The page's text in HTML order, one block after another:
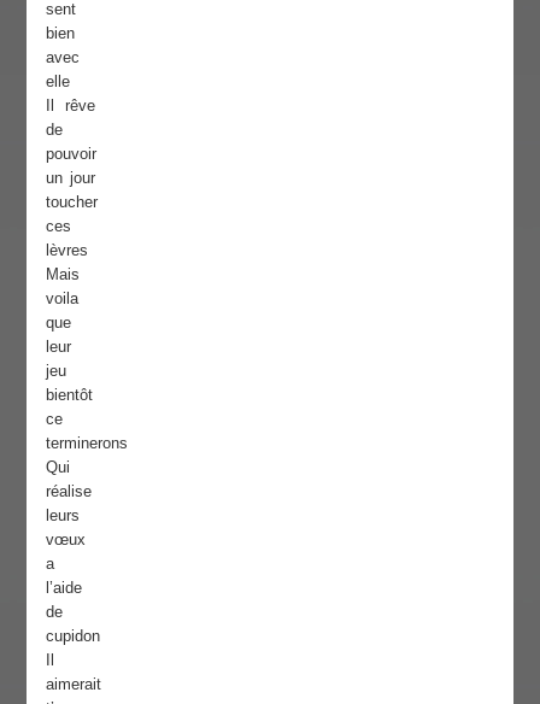
sent
bien
avec
elle
Il rêve
de
pouvoir
un jour
toucher
ces
lèvres
Mais
voila
que
leur
jeu
bientôt
ce
terminerons
Qui
réalise
leurs
vœux
a
l’aide
de
cupidon
aimerait